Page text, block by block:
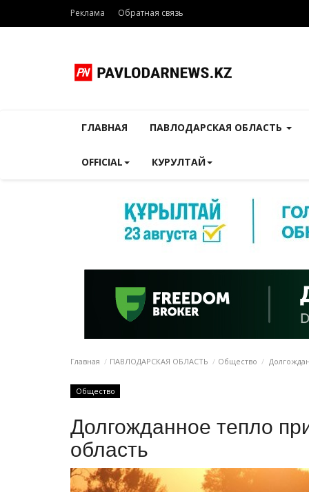
Реклама Обратная связь
ГЛАВНАЯ ПАВЛОДАРСКАЯ ОБЛАСТЬ
OFFICIAL КУРУЛТАЙ
Главная ПАВЛОДАРСКАЯ ОБЛАСТЬ Общество
Общество
Долгожданное тепло
область